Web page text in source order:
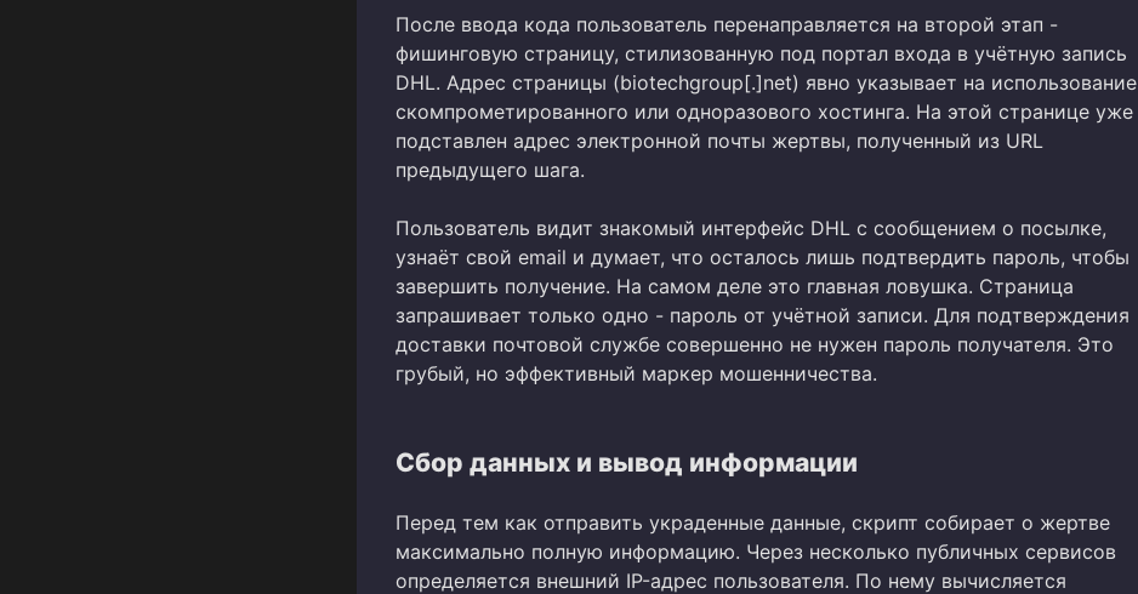
После ввода кода пользователь перенаправляется на второй этап -
фишинговую страницу, стилизованную под портал входа в учётную запись
DHL. Адрес страницы (biotechgroup[.]net) явно указывает на использование
скомпрометированного или одноразового хостинга. На этой странице уже
подставлен адрес электронной почты жертвы, полученный из URL
предыдущего шага.
Пользователь видит знакомый интерфейс DHL с сообщением о посылке,
узнаёт свой email и думает, что осталось лишь подтвердить пароль, чтобы
завершить получение. На самом деле это главная ловушка. Страница
запрашивает только одно - пароль от учётной записи. Для подтверждения
доставки почтовой службе совершенно не нужен пароль получателя. Это
грубый, но эффективный маркер мошенничества.
Сбор данных и вывод информации
Перед тем как отправить украденные данные, скрипт собирает о жертве
максимально полную информацию. Через несколько публичных сервисов
определяется внешний IP-адрес пользователя. По нему вычисляется